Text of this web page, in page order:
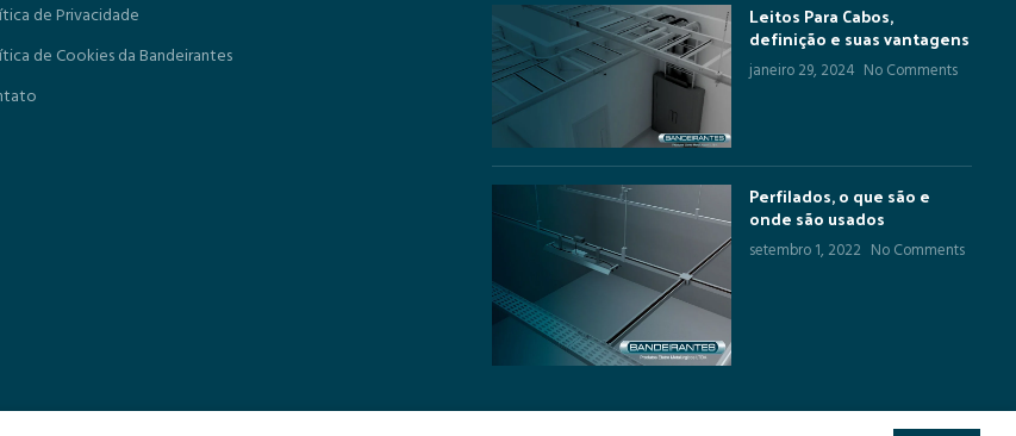
de Privacidade
de Cookies da Bandeirantes
Leitos Para Cabos,
definição e suas vantagens
janeiro 29, 2024 No Comments
Perfilados, o que são e
onde são usados
setembro 1, 2022 No Comments